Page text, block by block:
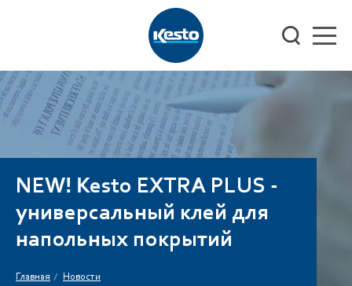
NEW! Kesto EXTRA PLUS -
универсальный клей для
напольных покрытий
Главная / Новости